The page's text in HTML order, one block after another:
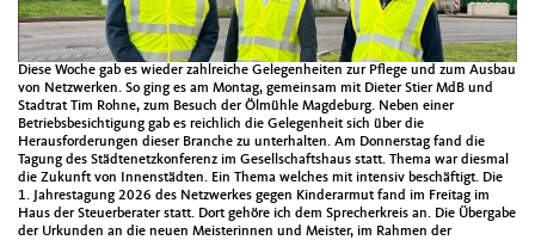
Diese Woche gab es wieder zahlreiche Gelegenheiten zur Pflege und zum Ausbau
von Netzwerken. So ging es am Montag, gemeinsam mit Dieter Stier MdB und
Stadtrat Tim Rohne, zum Besuch der Ölmühle Magdeburg. Neben einer
Betriebsbesichtigung gab es reichlich die Gelegenheit sich über die
Herausforderungen dieser Branche zu unterhalten. Am Donnerstag fand die
Tagung des Städtenetzkonferenz im Gesellschaftshaus statt. Thema war diesmal
die Zukunft von Innenstädten. Ein Thema welches mit intensiv beschäftigt. Die
1. Jahrestagung 2026 des Netzwerkes gegen Kinderarmut fand im Freitag im
Haus der Steuerberater statt. Dort gehöre ich dem Sprecherkreis an. Die Übergabe
der Urkunden an die neuen Meisterinnen und Meister, im Rahmen der